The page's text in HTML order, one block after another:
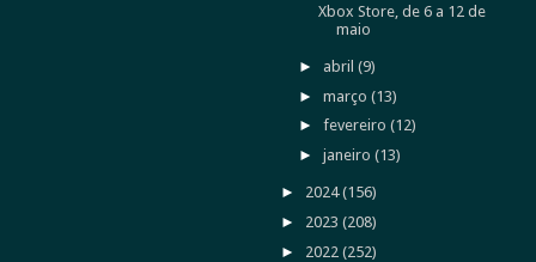
Xbox Store, de 6 a 12 de
maio
► abril(9)
►março(13)
►fevereiro(12)
►janeiro(13)
► 2024(156)
► 2023 (208)
► 2022 (252)